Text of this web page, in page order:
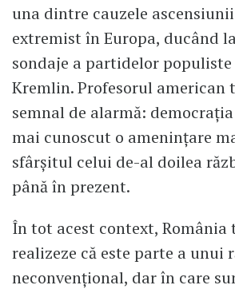
una dintre cauzele
extremist în Europa, ducând
sondaje a partidelor
Kremlin. Profesorul american
semnal de alarmă:
mai cunoscut o ameninţare
sfârşitul celui de-al doilea
până în prezent.
În tot acest context, România
realizeze că este parte a unui
neconvenţional, dar în care